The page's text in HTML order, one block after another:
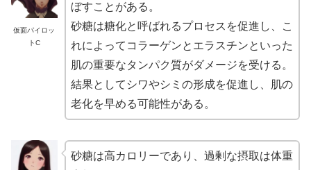
仮面パイロッ
トC
ぼすことがある。
砂糖は糖化と呼ばれるプロセスを促進し、こ
れによってコラーゲンとエラスチンといった
肌の重要なタンパク質がダメージを受ける。
結果としてシワやシミの形成を促進し、肌の
老化を早める可能性がある。
砂糖は高カロリーであり、過剰な摂取は体重